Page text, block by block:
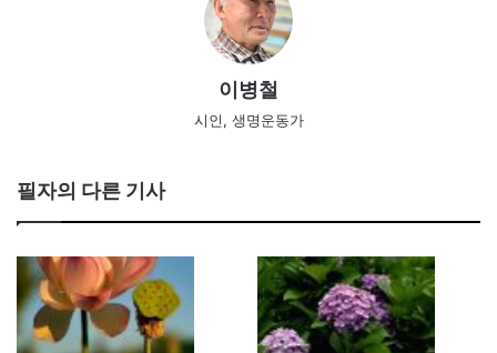
이병철
시인, 생명운동가
필자의 다른 기사